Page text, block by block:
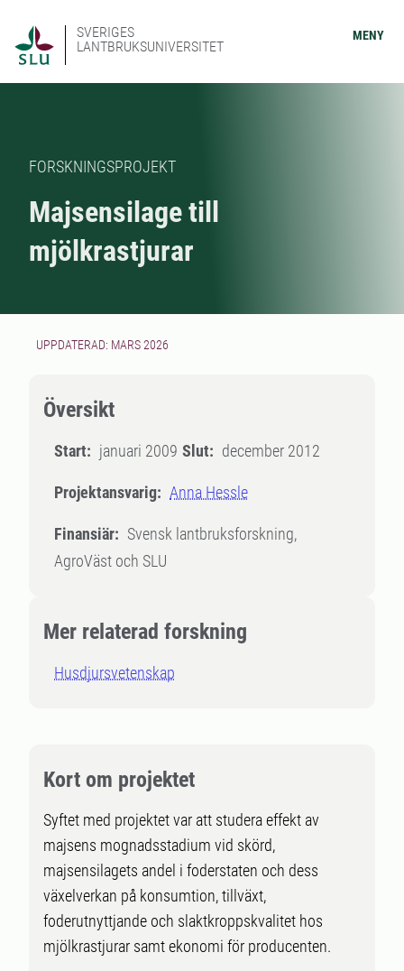
SVERIGES
LANTBRUKSUNIVERSITET
MENY
FORSKNINGSPROJEKT
Majsensilage till
mjölkrastjurar
UPPDATERAD: MARS 2026
Översikt
Start: januari 2009 Slut: december 2012
Projektansvarig: Anna Hessle
Finansiär: Svensk lantbruksforskning,
AgroVäst och SLU
Mer relaterad forskning
Husdjursvetenskap
Kort om projektet
Syftet med projektet var att studera effekt av
majsens mognadsstadium vid skörd,
majsensilagets andel i foderstaten och dess
växelverkan på konsumtion, tillväxt,
foderutnyttjande och slaktkroppskvalitet hos
mjölkrastjurar samt ekonomi för producenten.